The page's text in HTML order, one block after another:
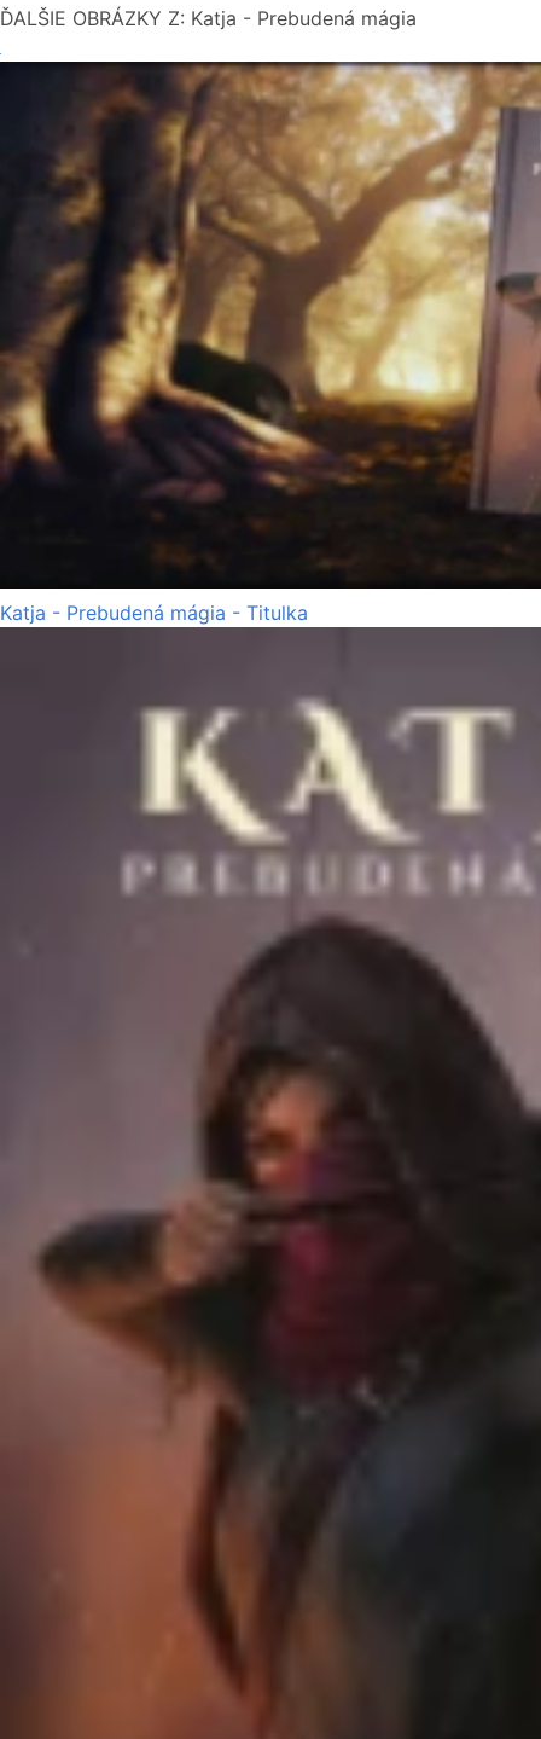
ĎALŠIE OBRÁZKY Z: Katja - Prebudená mágia
Katja - Prebudená mágia - Titulka